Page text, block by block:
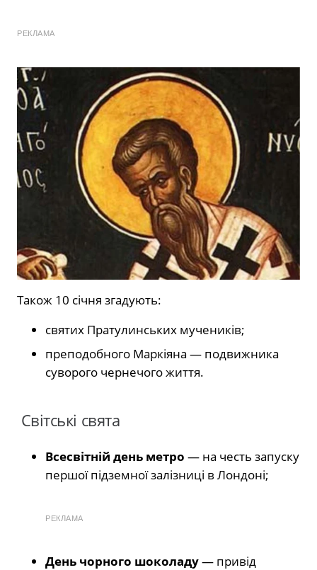
РЕКЛАМА
Також 10 січня згадують:
святих Пратулинських мучеників;
преподобного Маркіяна — подвижника
суворого чернечого життя.
Світські свята
Всесвітній день метро — на честь запуску
першої підземної залізниці в Лондоні;
РЕКЛАМА
День чорного шоколаду— привід